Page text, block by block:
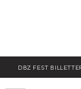
DBZ FEST